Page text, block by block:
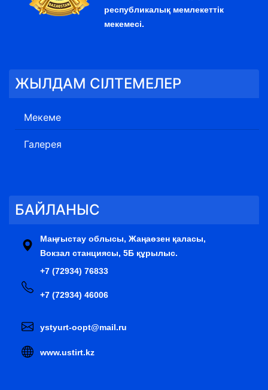
республикалық мемлекеттік
мекемесі.
ЖЫЛДАМ СІЛТЕМЕЛЕР
Мекеме
Галерея
БАЙЛАНЫС
Маңғыстау облысы, Жаңаөзен қаласы,
Вокзал станциясы, 5Б құрылыс.
+7 (72934) 76833
+7 (72934) 46006
ystyurt-oopt@mail.ru
www.ustirt.kz